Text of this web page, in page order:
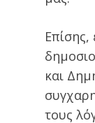
Επίσης,
και
τους